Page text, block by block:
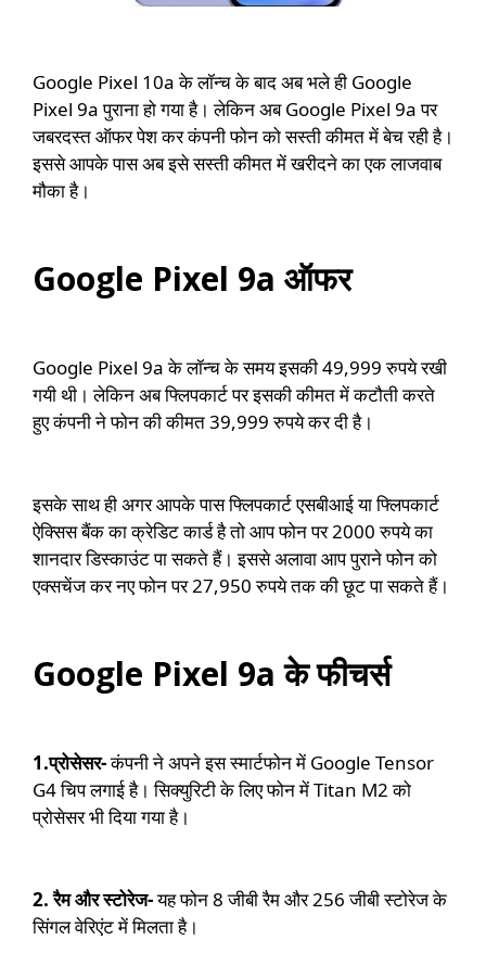
Google Pixel 10a के लॉन्च के बाद अब भले ही Google
Pixel 9a पुराना हो गया है। लेकिन अब Google Pixel 9a पर
जबरदस्त ऑफर पेश कर कंपनी फोन को सस्ती कीमत में बेच रही है।
इससे आपके पास अब इसे सस्ती कीमत में खरीदने का एक लाजवाब
मौका है।
Google Pixel 9a ऑफर
Google Pixel 9a के लॉन्च के समय इसकी 49,999 रुपये रखी
गयी थी। लेकिन अब फ्लिपकार्ट पर इसकी कीमत में कटौती करते
हुए कंपनी ने फोन की कीमत 39,999 रुपये कर दी है।
इसके साथ ही अगर आपके पास फ्लिपकार्ट एसबीआई या फ्लिपकार्ट
ऐक्सिस बैंक का क्रेडिट कार्ड है तो आप फोन पर 2000 रुपये का
शानदार डिस्काउंट पा सकते हैं। इससे अलावा आप पुराने फोन को
एक्सचेंज कर नए फोन पर 27,950 रुपये तक की छूट पा सकते हैं।
Google Pixel 9a के फीचर्स
1.प्रोसेसर-कंपनी ने अपने इस स्मार्टफोन में Google Tensor
G4 चिप लगाई है। सिक्युरिटी के लिए फोन में Titan M2 को
प्रोसेसर भी दिया गया है।
2. रैम और स्टोरेज-यह फोन 8 जीबी रैम और 256 जीबी स्टोरेज के
सिंगल वेरिएंट में मिलता है।